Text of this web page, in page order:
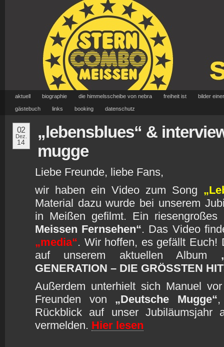
aktuell biographie die himmelsscheibe von nebra freiheit ist bilder
gästebuch links booking datenschutz
02
Dez.
14
„lebensblues“ &
mugge
Liebe Freunde, liebe Fans,
wir haben ein Video zum Song
Material dazu wurde bei unserem
in Meißen gefilmt. Ein
Meissen Fernsehen“. Das Video
„media“. Wir hoffen, es gefällt Euch!
auf unserem aktuellen Album
GENERATION – DIE GRÖSSTEN
Außerdem unterhielt sich Manuel
Freunden von „Deutsche Mugge“
Rückblick auf unser Jubiläumsjahr
vermelden. Hier lesen